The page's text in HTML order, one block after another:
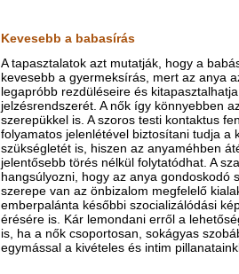
Kevesebb a babasírás
A tapasztalatok azt mutatják, hogy a
kevesebb a gyermeksírás, mert az anya
legapróbb rezdüléseire és
jelzésrendszerét. A nők így könnyebben
szerepükkel is. A szoros testi kontaktus
folyamatos jelenlétével biztosítani tudja a
szükségletét is, hiszen az anyaméhben
jelentősebb törés nélkül folytatódhat. A
hangsúlyozni, hogy az anya gondoskodó
szerepe van az önbizalom megfelelő
emberpalánta későbbi szocializálódási
érésére is. Kár lemondani erről a
is, ha a nők csoportosan, sokágyas
egymással a kivételes és intim